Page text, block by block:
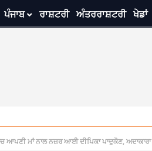
ਪੰਜਾਬ ਰਾਸ਼ਟਰੀ ਅੰਤਰਰਾਸ਼ਟਰੀ ਖੇਡਾਂ
ਆਪਣੀ ਮਾਂ ਨਾਲ ਨਜ਼ਰ ਆਈ ਦੀਪਿਕਾ ਪਾਦੁਕੋਣ, ਅਦਾਕਾਰਾ